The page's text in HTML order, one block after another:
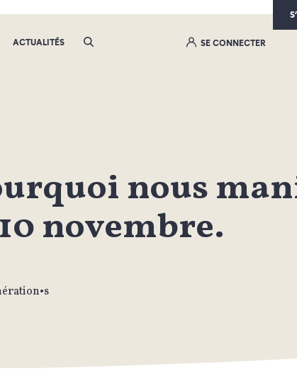
ACTUALITÉS SE CONNECTER
nous
novembre.